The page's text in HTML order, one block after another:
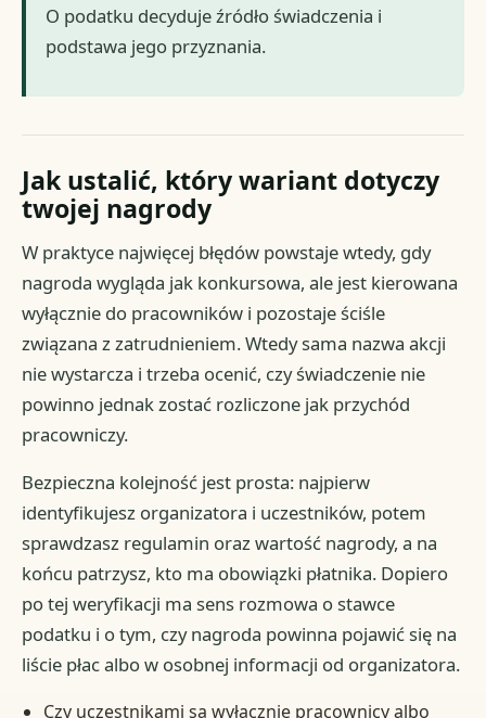
O podatku decyduje źródło świadczenia i
podstawa jego przyznania.
Jak ustalić, który wariant dotyczy
twojej nagrody
W praktyce najwięcej błędów powstaje wtedy, gdy
nagroda wygląda jak konkursowa, ale jest kierowana
wyłącznie do pracowników i pozostaje ściśle
związana z zatrudnieniem. Wtedy sama nazwa akcji
nie wystarcza i trzeba ocenić, czy świadczenie nie
powinno jednak zostać rozliczone jak przychód
pracowniczy.
Bezpieczna kolejność jest prosta: najpierw
identyfikujesz organizatora i uczestników, potem
sprawdzasz regulamin oraz wartość nagrody, a na
końcu patrzysz, kto ma obowiązki płatnika. Dopiero
po tej weryfikacji ma sens rozmowa o stawce
podatku i o tym, czy nagroda powinna pojawić się na
liście płac albo w osobnej informacji od organizatora.
Czy uczestnikami są wyłącznie pracownicy albo